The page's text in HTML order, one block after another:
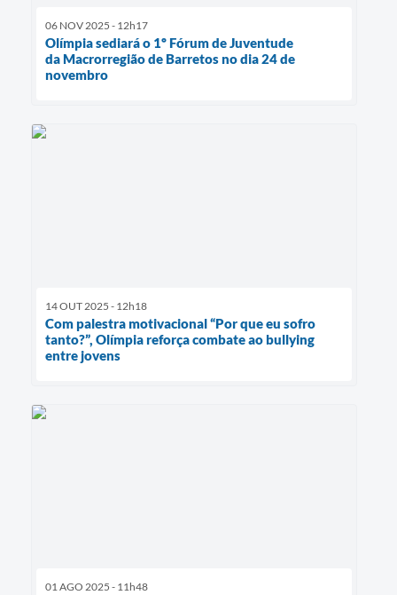
06 NOV 2025 - 12h17
Olímpia sediará o 1º Fórum de Juventude
da Macrorregião de Barretos no dia 24 de
novembro
14 OUT 2025 - 12h18
Com palestra motivacional “Por que eu sofro
tanto?”, Olímpia reforça combate ao bullying
entre jovens
01 AGO 2025 - 11h48